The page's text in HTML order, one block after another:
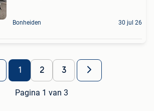
Bonheiden 30 jul 26
1 2 3
Pagina 1 van 3